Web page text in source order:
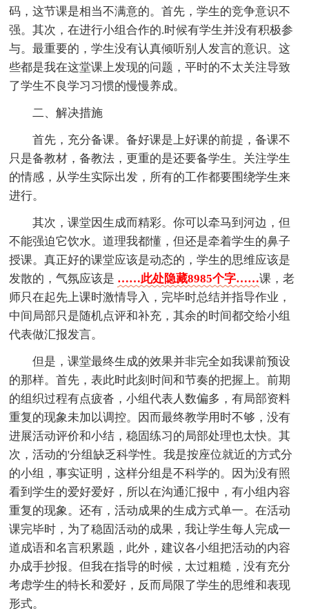
码，这节课是相当不满意的。首先，学生的竞争意识不
强。其次，在进行小组合作的.时候有学生并没有积极参
与。最重要的，学生没有认真倾听别人发言的意识。这
些都是我在这堂课上发现的问题，平时的不太关注导致
了学生不良学习习惯的慢慢养成。
二、解决措施
首先，充分备课。备好课是上好课的前提，备课不
只是备教材，备教法，更重的是还要备学生。关注学生
的情感，从学生实际出发，所有的工作都要围绕学生来
进行。
其次，课堂因生成而精彩。你可以牵马到河边，但
不能强迫它饮水。道理我都懂，但还是牵着学生的鼻子
授课。真正好的课堂应该是动态的，学生的思维应该是
发散的，气氛应该是 ……此处隐藏8985个字……课，老
师只在起先上课时激情导入，完毕时总结并指导作业，
中间局部只是随机点评和补充，其余的时间都交给小组
代表做汇报发言。
但是，课堂最终生成的效果并非完全如我课前预设
的那样。首先，表此时此刻时间和节奏的把握上。前期
的组织过程有点疲沓，小组代表人数偏多，有局部资料
重复的现象未加以调控。因而最终教学用时不够，没有
进展活动评价和小结，稳固练习的局部处理也太快。其
次，活动的'分组缺乏科学性。我是按座位就近的方式分
的小组，事实证明，这样分组是不科学的。因为没有照
看到学生的爱好爱好，所以在沟通汇报中，有小组内容
重复的现象。还有，活动成果的生成方式单一。在活动
课完毕时，为了稳固活动的成果，我让学生每人完成一
道成语和名言积累题，此外，建议各小组把活动的内容
办成手抄报。但我在指导的时候，太过粗糙，没有充分
考虑学生的特长和爱好，反而局限了学生的思维和表现
形式。